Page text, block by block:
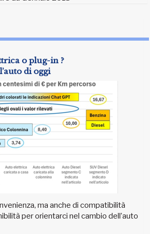
o plug-in ?
di oggi
ma anche di compatibilità
per orientarci nel cambio dell’auto